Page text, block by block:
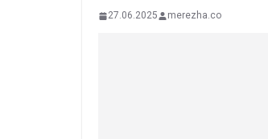
27.06.2025 merezha.co